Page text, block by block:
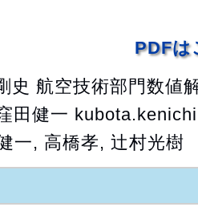
PDFは
史 航空技術部門数値
田健一
一, 高橋孝, 辻村光樹